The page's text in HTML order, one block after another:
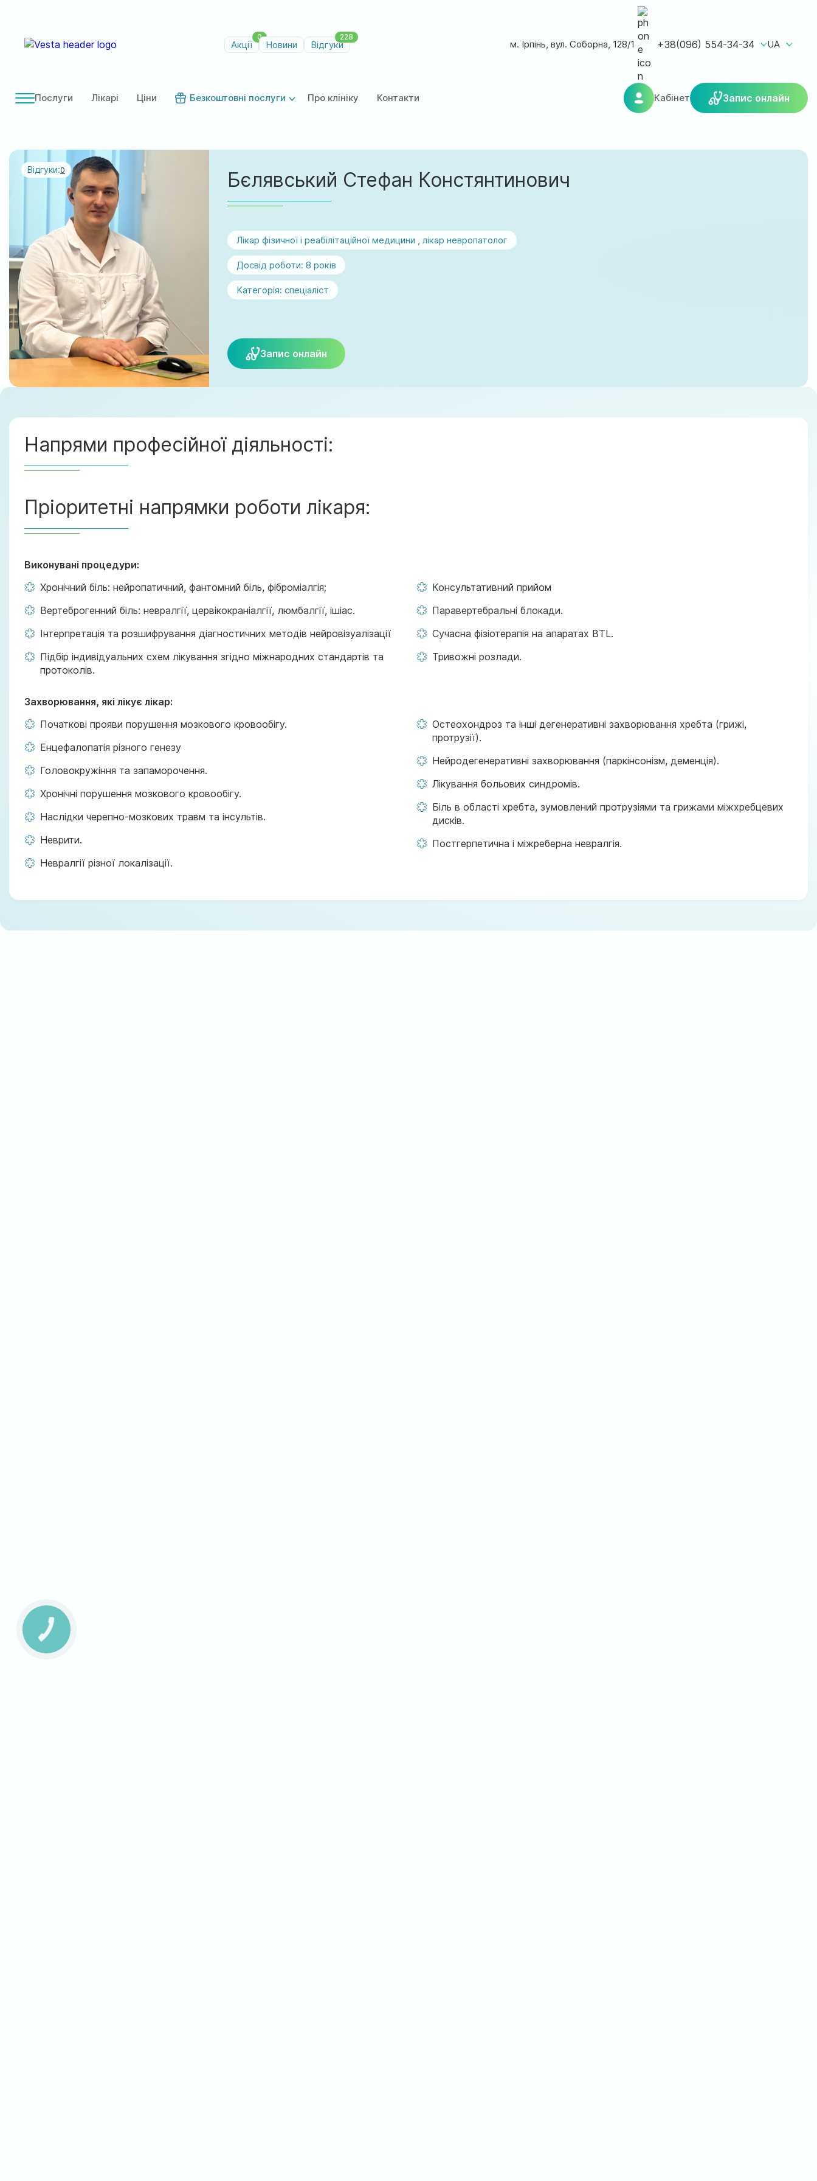
Акції
0
Новини Відгуки
228
м. Ірпінь, вул. Соборна, 128/1 +38(096) 554-34-34 UA
Послуги Лікарі Ціни Безкоштовні послуги Про клініку Контакти Кабінет Запис онлайн
Відгуки:0 Бєлявський Стефан Констянтинович
Лікар фізичної і реабілітаційної медицини , лікар невропатолог
Досвід роботи: 8 рокiв
Категорія: спеціаліст
Запис онлайн
Напрями професійної діяльності:
Пріоритетні напрямки роботи лікаря:
Виконувані процедури:
Хронічний біль: нейропатичний, фантомний біль, фіброміалгія;
Вертеброгенний біль: невралгії, цервікокраніалгії, люмбалгії, ішіас.
Інтерпретація та розшифрування діагностичних методів нейровізуалізації
Підбір індивідуальних схем лікування згідно міжнародних стандартів та
протоколів.
Консультативний прийом
Паравертебральні блокади.
Сучасна фізіотерапія на апаратах BTL.
Тривожні розлади.
Захворювання, які лікує лікар:
Початкові прояви порушення мозкового кровообігу.
Енцефалопатія різного генезу
Головокружіння та запаморочення.
Хронічні порушення мозкового кровообігу.
Наслідки черепно-мозкових травм та інсультів.
Неврити.
Невралгії різної локалізації.
Остеохондроз та інші дегенеративні захворювання хребта (грижі,
протрузії).
Нейродегенеративні захворювання (паркінсонізм, деменція).
Лікування больових синдромів.
Біль в області хребта, зумовлений протрузіями та грижами міжхребцевих
дисків.
Постгерпетична і міжреберна невралгія.